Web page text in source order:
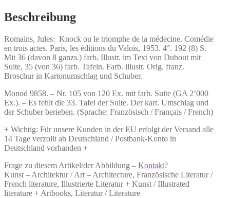
Beschreibung
Romains, Jules: Knock ou le triomphe de la médecine. Comédie
en trois actes. Paris, les éditions du Valois, 1953. 4°. 192 (8) S.
Mit 36 (davon 8 ganzs.) farb. Illustr. im Text von Dubout mit
Suite, 35 (von 36) farb. Tafeln. Farb. illustr. Orig. franz.
Broschur in Kartonumschlag und Schuber.
Monod 9858. – Nr. 105 von 120 Ex. mit farb. Suite (GA 2’000
Ex.). – Es fehlt die 33. Tafel der Suite. Der kart. Umschlag und
der Schuber berieben. (Sprache: Französisch / Français / French)
+ Wichtig: Für unsere Kunden in der EU erfolgt der Versand alle
14 Tage verzollt ab Deutschland / Postbank-Konto in
Deutschland vorhanden +
Frage zu diesem Artikel/der Abbildung – Kontakt?
Kunst – Architektur / Art – Architecture, Französische Literatur /
French literature, Illustrierte Literatur + Kunst / Illustrated
literature + Artbooks, Literatur / Literature